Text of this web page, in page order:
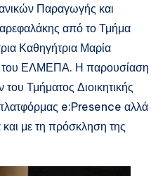
Παραγωγής και
από το Τμήμα
Καθηγήτρια Μαρία
του ΕΛΜΕΠΑ. Η παρουσίαση
Τμήματος Διοικητικής
e:Presence αλλά
με τη πρόσκληση της